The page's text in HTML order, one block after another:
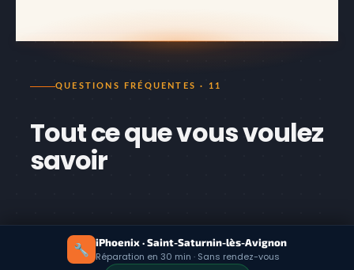
QUESTIONS FRÉQUENTES · 11
Tout ce que vous voulez
savoir
Combien coûte le remplacement de
batterie iPhone à Avignon ?
🔧
iPhoenix · Saint-Saturnin-lès-Avignon
Réparation en 30 min · Sans rendez-vous